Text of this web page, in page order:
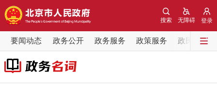
登录
无障碍
搜索
要闻动态 政务公开 政务服务 政策服务 政民互动
要闻动态
党中央精神